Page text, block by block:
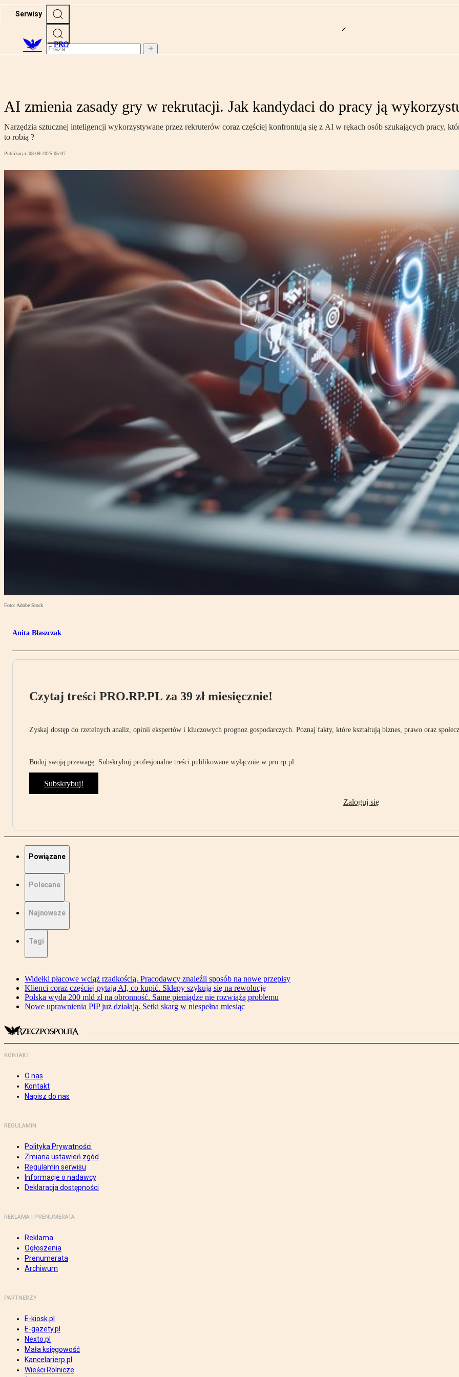
Serwisy
PRO
AI zmienia zasady gry w rekrutacji. Jak kandydaci do pracy ją
Narzędzia sztucznej inteligencji wykorzystywane przez rekruterów coraz częściej konfrontują się z AI w rękach osób szukających pracy,
to robią ?
Publikacja: 08.09.2025 05:07
Foto: Adobe Stock
Anita Błaszczak
Czytaj treści PRO.RP.PL za 39 zł miesięcznie!
Zyskaj dostęp do rzetelnych analiz, opinii ekspertów i kluczowych prognoz gospodarczych. Poznaj fakty, które kształtują biznes, prawo oraz
Buduj swoją przewagę. Subskrybuj profesjonalne treści publikowane wyłącznie w pro.rp.pl.
Subskrybuj!
Zaloguj się
Powiązane
Polecane
Najnowsze
Tagi
Widełki płacowe wciąż rzadkością. Pracodawcy znaleźli sposób na nowe przepisy
Klienci coraz częściej pytają AI, co kupić. Sklepy szykują się na rewolucję
Polska wyda 200 mld zł na obronność. Same pieniądze nie rozwiążą problemu
Nowe uprawnienia PIP już działają. Setki skarg w niespełna miesiąc
KONTAKT
O nas
Kontakt
Napisz do nas
REGULAMIN
Polityka Prywatności
Zmiana ustawień zgód
Regulamin serwisu
Informacje o nadawcy
Deklaracja dostępności
REKLAMA I PRENUMERATA
Reklama
Ogłoszenia
Prenumerata
Archiwum
PARTNERZY
E-kiosk.pl
E-gazety.pl
Nexto.pl
Mała księgowość
Kancelarierp.pl
Wieści Rolnicze